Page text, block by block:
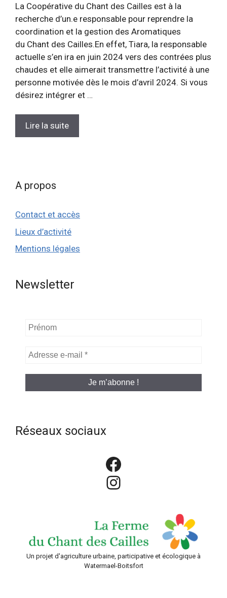
La Coopérative du Chant des Cailles est à la
recherche d’un.e responsable pour reprendre la
coordination et la gestion des Aromatiques
du Chant des Cailles.En effet, Tiara, la responsable
actuelle s’en ira en juin 2024 vers des contrées plus
chaudes et elle aimerait transmettre l’activité à une
personne motivée dès le mois d’avril 2024. Si vous
désirez intégrer et …
Lire la suite
A propos
Contact et accès
Lieux d’activité
Mentions légales
Newsletter
Prénom
Adresse
mail
Réseaux sociaux
Facebook
Instagram
Un projet d'agriculture urbaine, participative et écologique à
Watermael-Boitsfort